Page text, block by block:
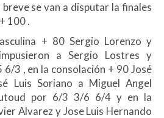
se van a disputar la finales
100 .
+ 80 Sergio Lorenzo y
a Sergio Lostres y
3 , en la consolación + 90 José
Luis Soriano a Miguel Angel
por 6/3 3/6 6/4 y en la
Alvarez y Jose Luis Hernando